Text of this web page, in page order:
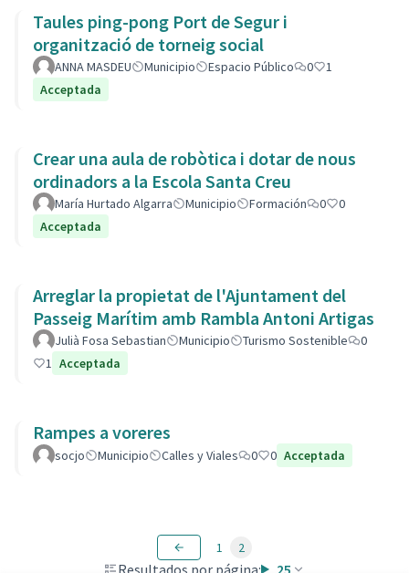
Taules ping-pong Port de Segur i
organització de torneig social
ANNA MASDEU Municipio Espacio Público 0
1
Acceptada
Crear una aula de robòtica i dotar de nous
ordinadors a la Escola Santa Creu
María Hurtado Algarra Municipio Formación 0
0
Acceptada
Arreglar la propietat de l'Ajuntament del
Passeig Marítim amb Rambla Antoni Artigas
Julià Fosa Sebastian Municipio Turismo Sostenible
0
1 Acceptada
Rampes a voreres
socjo Municipio Calles y Viales 0 0 Acceptada
Resultados por página: 25
1 2